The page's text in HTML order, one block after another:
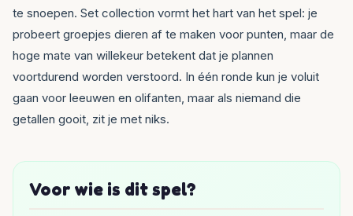
te snoepen. Set collection vormt het hart van het spel: je
probeert groepjes dieren af te maken voor punten, maar de
hoge mate van willekeur betekent dat je plannen
voortdurend worden verstoord. In één ronde kun je voluit
gaan voor leeuwen en olifanten, maar als niemand die
getallen gooit, zit je met niks.
Voor wie is dit spel?